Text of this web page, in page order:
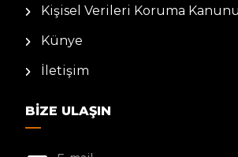
Kişisel Verileri Koruma Kanunu
Künye
İletişim
BIZE ULAŞIN